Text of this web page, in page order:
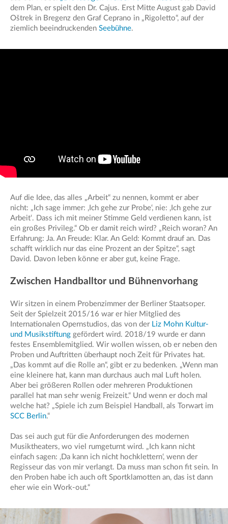
dem Plan, er spielt den Dr. Cajus. Erst Mitte August gab David
Oštrek in Bregenz den Graf Ceprano in „Rigoletto“, auf der
ziemlich beeindruckenden Seebühne.
Auf die Idee, das alles „Arbeit“ zu nennen, kommt er aber
nicht: „Ich sage immer: ‚Ich gehe zur Probe‘, nie: ‚Ich gehe zur
Arbeit‘. Dass ich mit meiner Stimme Geld verdienen kann, ist
ein großes Privileg.“ Ob er damit reich wird? „Reich woran? An
Erfahrung: Ja. An Freude: Klar. An Geld: Kommt drauf an. Das
schafft wirklich nur das eine Prozent an der Spitze“, sagt
David. Davon leben könne er aber gut, keine Frage.
Zwischen Handballtor und Bühnenvorhang
Wir sitzen in einem Probenzimmer der Berliner Staatsoper.
Seit der Spielzeit 2015/16 war er hier Mitglied des
Internationalen Opernstudios, das von der Liz Mohn Kultur-
und Musikstiftung gefördert wird. 2018/19 wurde er dann
festes Ensemblemitglied. Wir wollen wissen, ob er neben den
Proben und Auftritten überhaupt noch Zeit für Privates hat.
„Das kommt auf die Rolle an“, gibt er zu bedenken. „Wenn man
eine kleinere hat, kann man durchaus auch mal Luft holen.
Aber bei größeren Rollen oder mehreren Produktionen
parallel hat man sehr wenig Freizeit.“ Und wenn er doch mal
welche hat? „Spiele ich zum Beispiel Handball, als Torwart im
SCC Berlin.“
Das sei auch gut für die Anforderungen des modernen
Musiktheaters, wo viel rumgeturnt wird. „Ich kann nicht
einfach sagen: ‚Da kann ich nicht hochklettern‘, wenn der
Regisseur das von mir verlangt. Da muss man schon fit sein. In
den Proben habe ich auch oft Sportklamotten an, das ist dann
eher wie ein Work-out.“